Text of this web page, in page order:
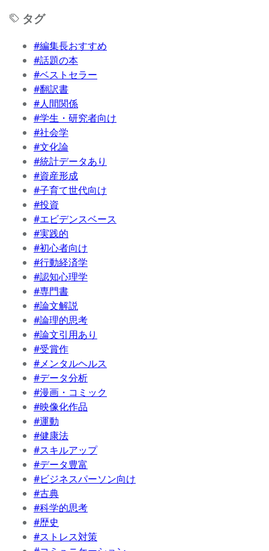
タグ
#編集長おすすめ
#話題の本
#ベストセラー
#翻訳書
#人間関係
#学生・研究者向け
#社会学
#文化論
#統計データあり
#資産形成
#子育て世代向け
#投資
#エビデンスベース
#実践的
#初心者向け
#行動経済学
#認知心理学
#専門書
#論文解説
#論理的思考
#論文引用あり
#受賞作
#メンタルヘルス
#データ分析
#漫画・コミック
#映像化作品
#運動
#健康法
#スキルアップ
#データ豊富
#ビジネスパーソン向け
#古典
#科学的思考
#歴史
#ストレス対策